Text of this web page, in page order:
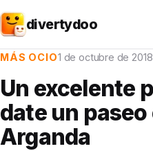
divertydoo
MÁS OCIO1 de octubre de 2018
Un excelente
date un paseo
Arganda